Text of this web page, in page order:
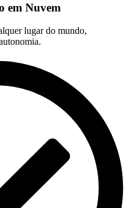
em Nuvem
lugar do mundo,